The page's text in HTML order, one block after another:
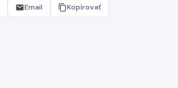
Email Kopírovať